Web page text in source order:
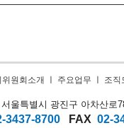
원회소개 주요업무 조직
서울특별시 광진구 아차산로
3437-8700 FAX 02-